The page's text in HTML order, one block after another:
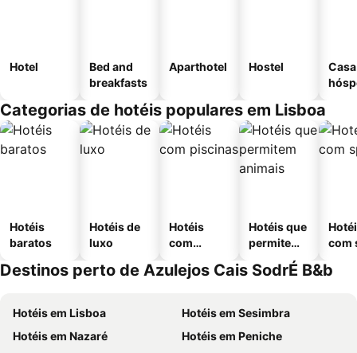
Hotel
Bed and
breakfasts
Aparthotel Hostel
Categorias de hotéis populares em Lisboa
Hotéis
baratos
Hotéis de
luxo
Hotéis
com
Hotéis que
permitem
com
Destinos perto de Azulejos Cais SodrÉ B&b
Hotéis em Lisboa
Hotéis em Sesimbra
Hotéis em Nazaré
Hotéis em Peniche